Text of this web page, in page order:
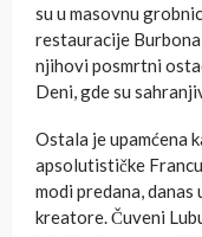
su u masovnu
restauracije
njihovi posmrtni
Deni, gde su
Ostala je upamćena
apsolutističke
modi predana,
kreatore. Čuveni